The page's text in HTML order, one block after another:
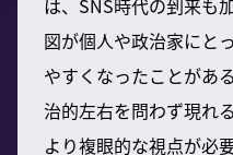
図が個人や政治家にと
やすくなったことがあ
治的左右を問わず現れ
より複眼的な視点が必要